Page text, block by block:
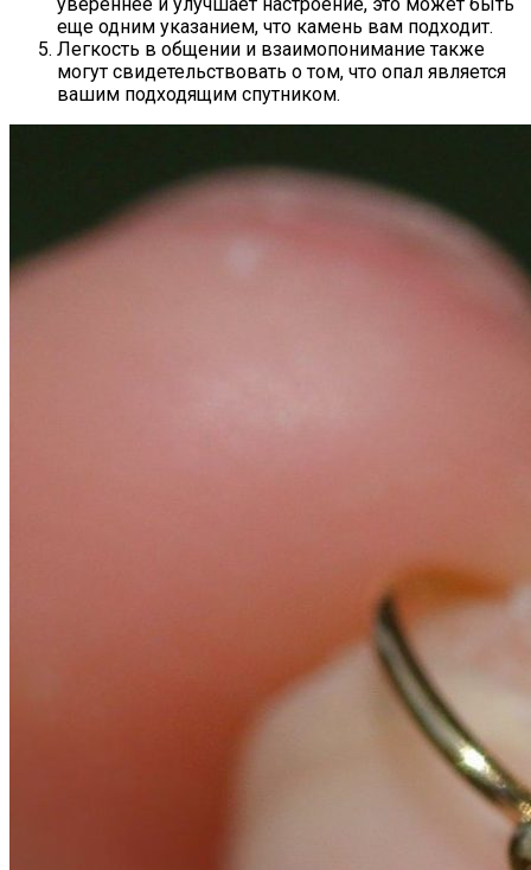
еще одним указанием, что камень вам подходит.
Легкость в общении и взаимопонимание также
могут свидетельствовать о том, что опал является
вашим подходящим спутником.